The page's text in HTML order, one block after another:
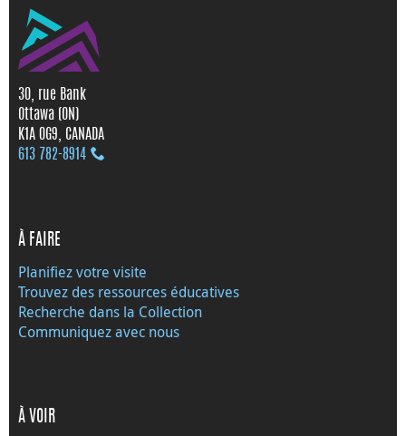
30, rue Bank
Ottawa (ON)
K1A 0G9, CANADA
613 782‑8914
À FAIRE
Planifiez votre visite
Trouvez des ressources éducatives
Recherche dans la Collection
Communiquez avec nous
À VOIR